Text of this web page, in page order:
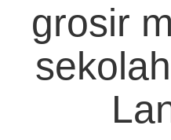
grosir